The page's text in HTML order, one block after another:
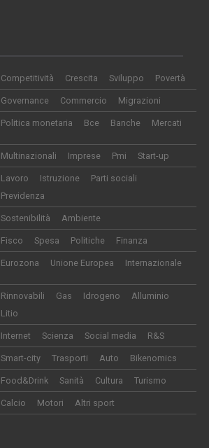
Competitività Crescita Sviluppo Povertà
Governance Commercio Migrazioni
Politica monetaria Bce Banche Mercati
Multinazionali Imprese Pmi Start-up
Lavoro Istruzione
Parti sociali
Previdenza
Sostenibilità Ambiente
Fisco Spesa Politiche Finanza
Eurozona Unione Europea Internazionale
Rinnovabili Gas Idrogeno
Alluminio
Litio
Internet Scienza Social media R&S
Smart-city Trasporti Auto Bikenomics
Food&Drink Sanità Cultura Turismo
Calcio Motori Altri sport